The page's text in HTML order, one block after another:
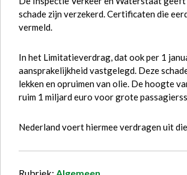
schade zijn verzekerd. Certificaten die
vermeld.
In het Limitatieverdrag, dat ook per 1
aansprakelijkheid vastgelegd. Deze
lekken en opruimen van olie. De hoogte
ruim 1 miljard euro voor grote
Nederland voert hiermee verdragen uit